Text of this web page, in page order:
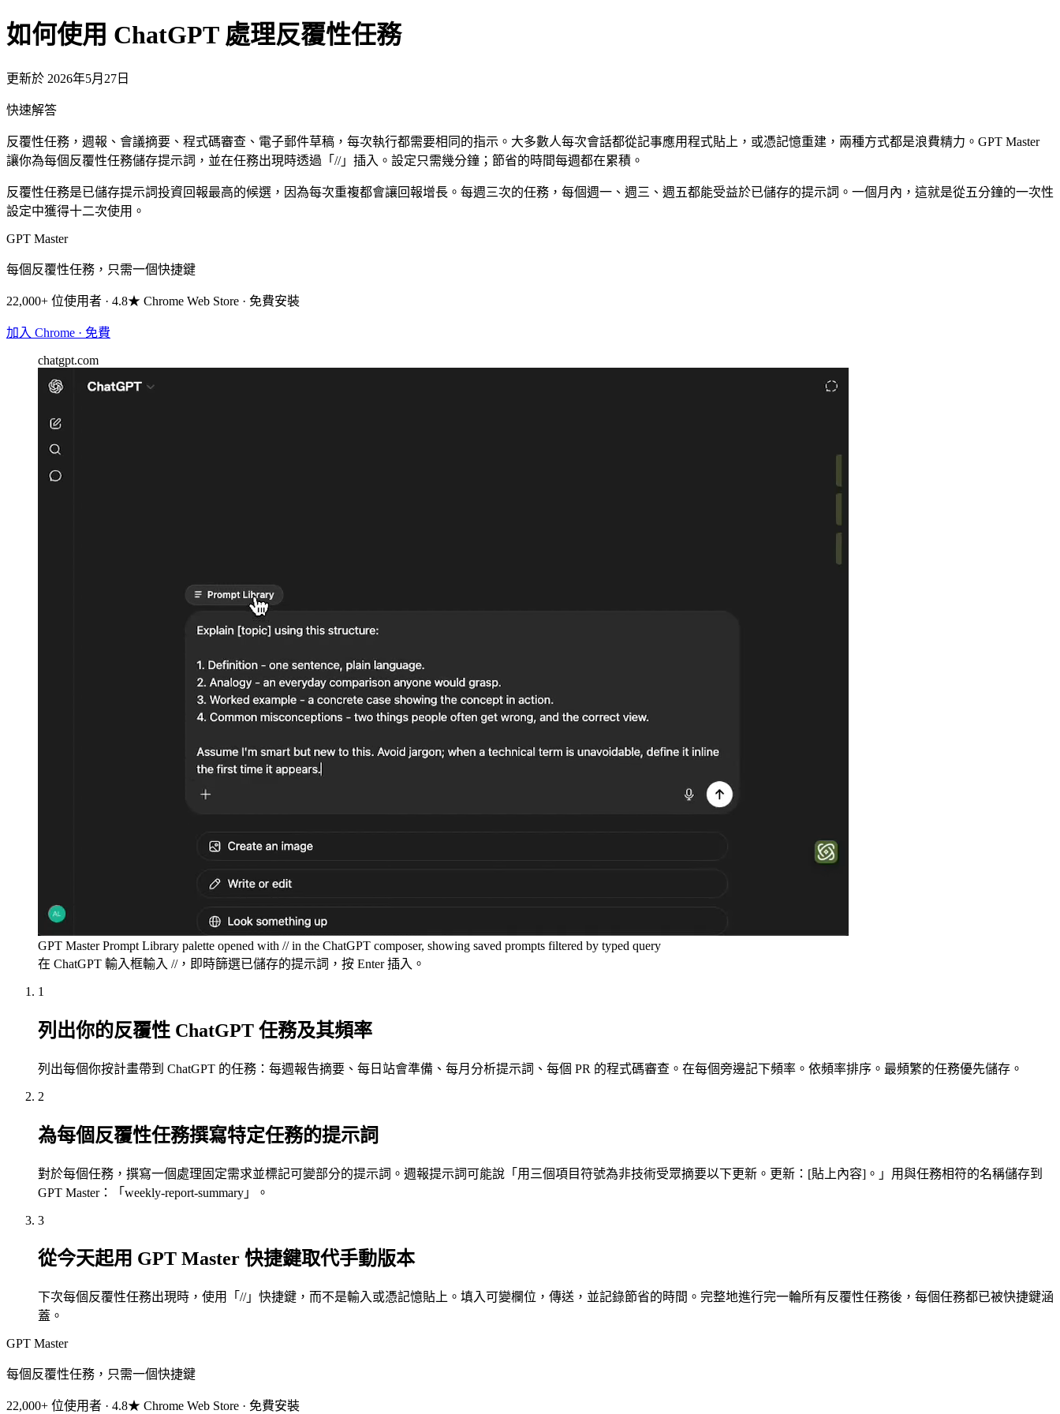
如何使用 ChatGPT 處理反覆性任務
更新於 2026年5月27日
快速解答
反覆性任務，週報、會議摘要、程式碼審查、電子郵件草稿，每次執行都需要相同的指示。大多數人每次會話都從記事應用程式貼上，或憑記憶重建，兩種方式都是浪費精力。GPT Master
讓你為每個反覆性任務儲存提示詞，並在任務出現時透過「//」插入。設定只需幾分鐘；節省的時間每週都在累積。
反覆性任務是已儲存提示詞投資回報最高的候選，因為每次重複都會讓回報增長。每週三次的任務，每個週一、週三、週五都能受益於已儲存的提示詞。一個月內，這就是從五分鐘的一次性
設定中獲得十二次使用。
GPT Master
每個反覆性任務，只需一個快捷鍵
22,000+ 位使用者 · 4.8★ Chrome Web Store · 免費安裝
加入 Chrome · 免費
chatgpt.com
GPT Master Prompt Library palette opened with // in the ChatGPT composer, showing saved prompts filtered by typed query
在 ChatGPT 輸入框輸入 //，即時篩選已儲存的提示詞，按 Enter 插入。
1
列出你的反覆性 ChatGPT 任務及其頻率
列出每個你按計畫帶到 ChatGPT 的任務：每週報告摘要、每日站會準備、每月分析提示詞、每個 PR 的程式碼審查。在每個旁邊記下頻率。依頻率排序。最頻繁的任務優先儲存。
2
為每個反覆性任務撰寫特定任務的提示詞
對於每個任務，撰寫一個處理固定需求並標記可變部分的提示詞。週報提示詞可能說「用三個項目符號為非技術受眾摘要以下更新。更新：[貼上內容]。」用與任務相符的名稱儲存到
GPT Master：「weekly-report-summary」。
3
從今天起用 GPT Master 快捷鍵取代手動版本
下次每個反覆性任務出現時，使用「//」快捷鍵，而不是輸入或憑記憶貼上。填入可變欄位，傳送，並記錄節省的時間。完整地進行完一輪所有反覆性任務後，每個任務都已被快捷鍵涵
蓋。
GPT Master
每個反覆性任務，只需一個快捷鍵
22,000+ 位使用者 · 4.8★ Chrome Web Store · 免費安裝